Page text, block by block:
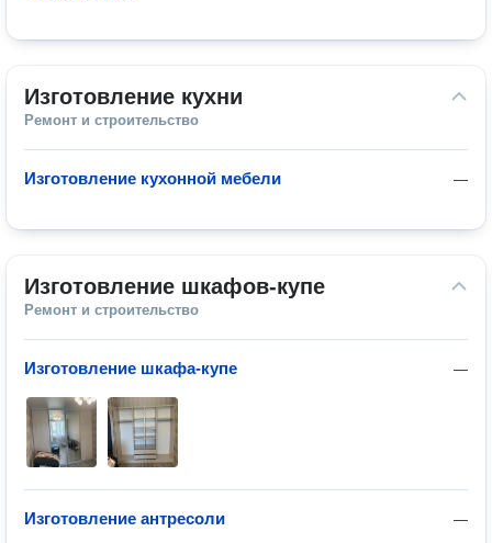
Изготовление кухни
Ремонт и строительство
—
Изготовление кухонной мебели
Изготовление шкафов-купе
Ремонт и строительство
—
Изготовление шкафа-купе
—
Изготовление антресоли